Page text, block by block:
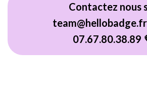
Contactez nous
07.67.80.38.89